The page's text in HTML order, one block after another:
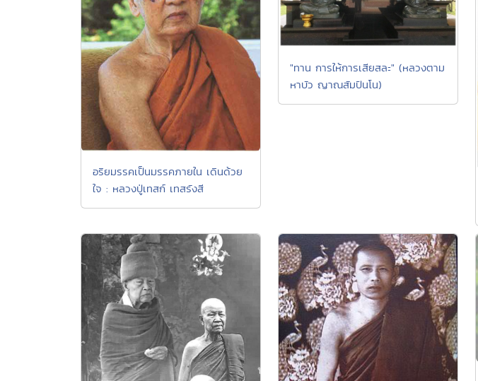
อริยมรรคเป็นมรรคภายใน เดินด้วย
ใจ : หลวงปู่เทสก์ เทสรังสี
"ทาน การให้การเสียสละ" (หลวงตาม
หาบัว ญาณสัมปันโน)